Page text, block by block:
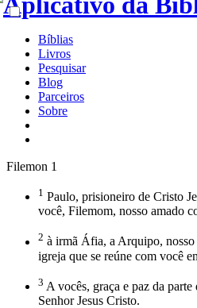
Bíblias
Livros
Pesquisar
Blog
Parceiros
Sobre
Filemon 1
1 Paulo, prisioneiro de Cristo
você, Filemom, nosso amado
2 à irmã Áfia, a Arquipo,
igreja que se reúne com você
3 A vocês, graça e paz da
Senhor Jesus Cristo.